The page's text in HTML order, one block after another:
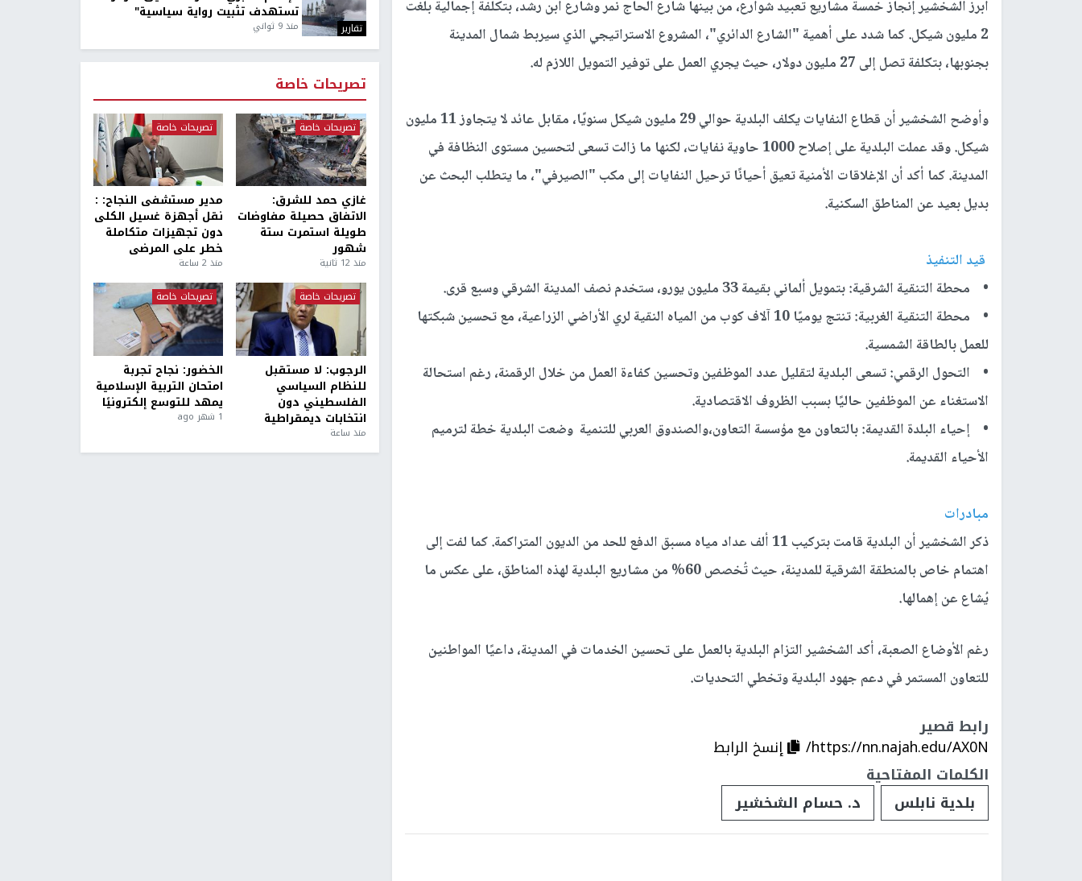
أبرز الشخشير إنجاز خمسة مشاريع تعبيد شوارع، من بينها شارع الحاج نمر وشارع ابن رشد، بتكلفة إجمالية بلغت
2 مليون شيكل. كما شدد على أهمية "الشارع الدائري"، المشروع الاستراتيجي الذي سيربط شمال المدينة
بجنوبها، بتكلفة تصل إلى 27 مليون دولار، حيث يجري العمل على توفير التمويل اللازم له.
وأوضح الشخشير أن قطاع النفايات يكلف البلدية حوالي 29 مليون شيكل سنويًا، مقابل عائد لا يتجاوز 11 مليون
شيكل. وقد عملت البلدية على إصلاح 1000 حاوية نفايات، لكنها ما زالت تسعى لتحسين مستوى النظافة في
المدينة. كما أكد أن الإغلاقات الأمنية تعيق أحيانًا ترحيل النفايات إلى مكب "الصيرفي"، ما يتطلب البحث عن
بديل بعيد عن المناطق السكنية.
قيد التنفيذ
• محطة التنقية الشرقية: بتمويل ألماني بقيمة 33 مليون يورو، ستخدم نصف المدينة الشرقي وسبع قرى.
• محطة التنقية الغربية
: تنتج يوميًا 10 آلاف كوب من المياه النقية لري الأراضي الزراعية، مع تحسين شبكتها
للعمل بالطاقة الشمسية.
• التحول الرقمي: تسعى البلدية لتقليل عدد الموظفين وتحسين كفاءة العمل من خلال الرقمنة، رغم استحالة
الاستغناء عن الموظفين حاليًا بسبب الظروف الاقتصادية.
• إحياء البلدة القديمة: بالتعاون مع مؤسسة التعاون،والصندوق العربي للتنمية وضعت البلدية خطة لترميم
الأحياء القديمة.
مبادرات
ذكر الشخشير أن البلدية قامت بتركيب 11 ألف عداد مياه مسبق الدفع للحد من الديون المتراكمة. كما لفت إلى
اهتمام خاص بالمنطقة الشرقية للمدينة، حيث تُخصص 60% من مشاريع البلدية لهذه المناطق، على عكس ما
يُشاع عن إهمالها.
رغم الأوضاع الصعبة، أكد الشخشير التزام البلدية بالعمل على تحسين الخدمات في المدينة، داعيًا المواطنين
للتعاون المستمر في دعم جهود البلدية وتخطي التحديات.
رابط قصير
https://nn.najah.edu/AX0N/
إنسخ الرابط
الكلمات المفتاحية
بلدية نابلس
د. حسام الشخشير
تقارير
تستهدف تثبيت رواية سياسية"
منذ 9 ثواني
تصريحات خاصة
تصريحات خاصة
غازي حمد للشرق:
الاتفاق حصيلة مفاوضات
طويلة استمرت ستة
شهور
منذ 12 ثانية
تصريحات خاصة
مدير مستشفى النجاح: :
نقل أجهزة غسيل الكلى
دون تجهيزات متكاملة
خطر على المرضى
منذ 2 ساعة
تصريحات خاصة
الرجوب: لا مستقبل
للنظام السياسي
الفلسطيني دون
انتخابات ديمقراطية
منذ ساعة
تصريحات خاصة
الخضور: نجاح تجربة
امتحان التربية الإسلامية
يمهد للتوسع إلكترونيًا
1 شهر ago